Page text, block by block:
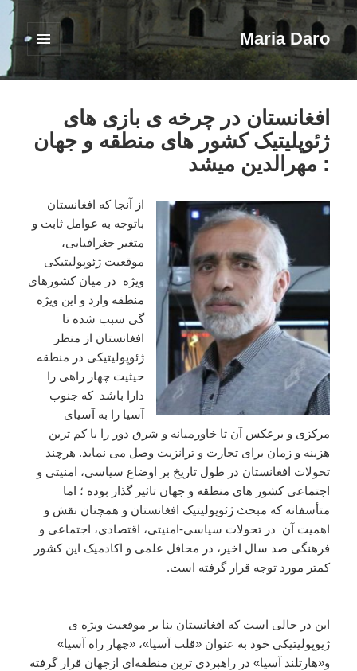
Maria Daro
فهرست
ابزارک‌ها
افغانستان در چرخه ی بازی های
ژئوپلیتیک کشور های منطقه و جهان
: مهرالدین میشد
از آنجا که افغانستان
باتوجه به عوامل ثابت و
متغیر جغرافیایی،
موقعیت ژئوپولیتیکی
ویژه در میان کشورهای
منطقه وارد و این ویژه
گی سبب شده تا
افغانستان از منظر
ژئوپولیتیکی در منطقه
حیثیت چهار راهی را
دارا باشد که جنوب
آسیا را به آسیای
مرکزی و برعکس آن تا خاورمیانه و شرق دور را با کم ترین
هزینه و زمان برای تجارت و ترانزیت وصل می نماید. هرچند
تحولات افغانستان در طول تاریخ بر اوضاع سیاسی، امنیتی و
اجتماعی کشور های منطقه و جهان تاثیر گذار بوده ؛ اما
متأسفانه که مبحث ژئوپولیتیک افغانستان و همچنان نقش و
اهمیت آن در تحولات سیاسی-امنیتی، اقتصادی، اجتماعی و
فرهنگی صد سال اخیر، در محافل علمی و اکادمیک این کشور
کمتر مورد توجه قرار گرفته است.
این در حالی است که افغانستان بنا بر موقعیت ویژه ی
ژیوپولیتیکی خود به عنوان «قلب آسیا»، «چهار راه آسیا»
و«هارتلند آسیا» در راهبردی ترین منطقه‌‌ای ازجهان قرار گرفته